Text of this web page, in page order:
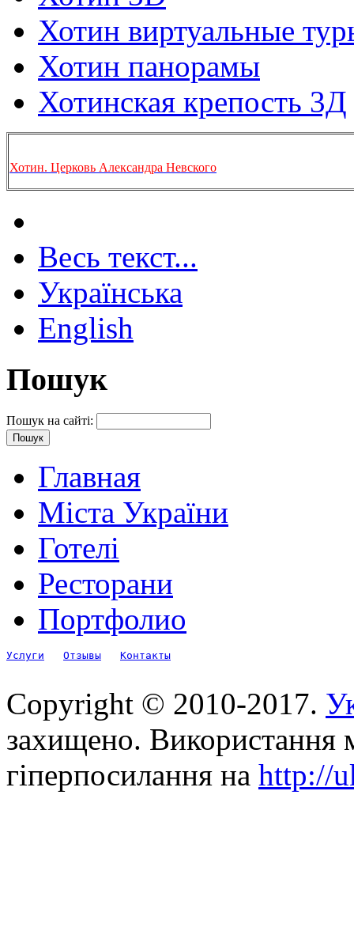
Хотин виртуальные
Хотин панорамы
Хотинская крепость 3Д
Хотин. Церковь Александра Невского
Весь текст...
Українська
English
Пошук
Пошук на сайті:
Главная
Міста України
Готелі
Ресторани
Портфолио
Услуги Отзывы Контакты
Copyright © 2010-2017.
захищено. Використання
гіперпосилання на http://